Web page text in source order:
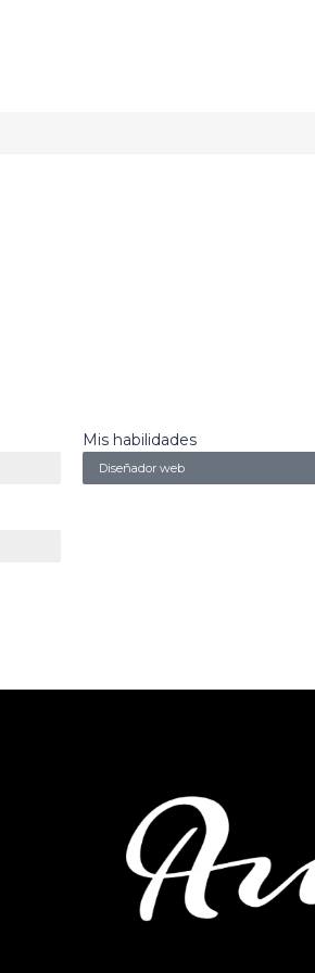
Mis habilidades
Diseñador web